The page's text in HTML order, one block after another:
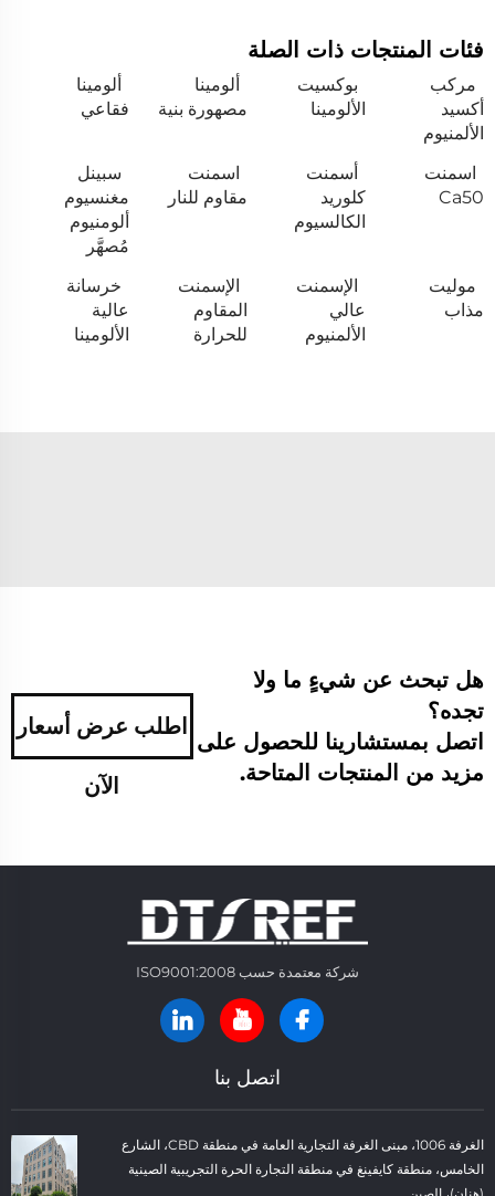
فئات المنتجات ذات الصلة
مركب
أكسيد
الألمنيوم
بوكسيت
الألومينا
ألومينا
مصهورة بنية
ألومينا
فقاعي
اسمنت
Ca50
أسمنت
كلوريد
الكالسيوم
اسمنت
مقاوم للنار
سبينل
مغنسيوم
ألومنيوم
مُصهَّر
موليت
مذاب
الإسمنت
عالي
الألمنيوم
الإسمنت
المقاوم
للحرارة
خرسانة
عالية
الألومينا
هل تبحث عن شيءٍ ما ولا
تجده؟
اتصل بمستشارينا للحصول على
مزيد من المنتجات المتاحة.
اطلب عرض أسعار
الآن
شركة معتمدة حسب ISO9001:2008
اتصل بنا
الغرفة 1006، مبنى الغرفة التجارية العامة في منطقة CBD، الشارع
الخامس، منطقة كايفينغ في منطقة التجارة الحرة التجريبية الصينية